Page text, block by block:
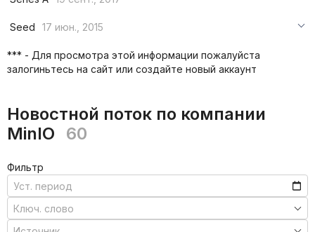
***
Seed
17 июн., 2015
*** - Для просмотра этой информации пожалуйста
залогиньтесь на сайт или создайте новый аккаунт
Новостной поток по компании
MinIO
60
Фильтр